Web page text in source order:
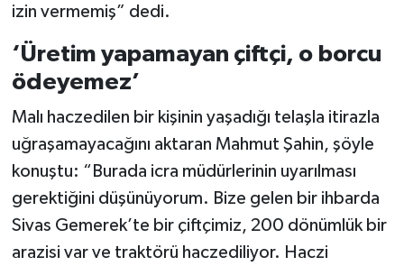
izin vermemiş” dedi.
‘Üretim yapamayan çiftçi, o borcu
ödeyemez’
Malı haczedilen bir kişinin yaşadığı telaşla itirazla
uğraşamayacağını aktaran Mahmut Şahin, şöyle
konuştu: “Burada icra müdürlerinin uyarılması
gerektiğini düşünüyorum. Bize gelen bir ihbarda
Sivas Gemerek’te bir çiftçimiz, 200 dönümlük bir
arazisi var ve traktörü haczediliyor. Haczi